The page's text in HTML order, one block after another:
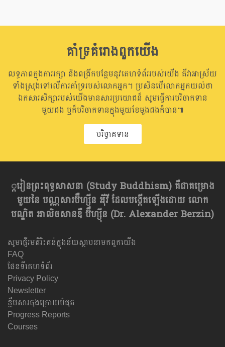
គាំទ្រគំរោងពួកយើង
លទ្ធភាពក្នុងការរក្សា និងពង្រីកបន្ថែមនូវគេហទំព័ររបស់យើង គឺវាអាស្រ័យ
ទាំងស្រុងទៅលើការគាំទ្ររបស់លោកអ្នក។ ប្រសិនបើលោកអ្នកយល់ថា
ឯកសារសិក្សារបស់យើងមានសារប្រយោជន៏ សូមធ្វើការបរិចាកទាន
មួយដង ឬក៏បរិចាកទានក្នុងមួយខែមួងដងក៏បាន៕
បរិច្ចាគទាន
្ករៀនព្រះពុទ្ធសាសនា​ (Study Buddhism) គឺជាគម្រោង
មួយនៃ បណ្ណសារប៊ឺហ្សុីន អុីវី ដែលបង្កើតឡើងដោយ លោក
បណ្ឌិត អាលិចសានឌឺ ប៊ឺហ្សុីន (Dr. Alexander Berzin)
សូមផ្ញើរមតិរិះគន់ក្នុងន័យស្ថាបនាមកពួកយើង
FAQ
ផែនទីគេហទំព័រ
Privacy Policy
Newsletter
ខ្លឹមសារចុងក្រោយបំផុត
Progress Reports
Courses